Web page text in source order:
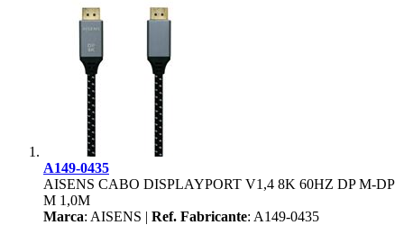
A149-0435
AISENS CABO DISPLAYPORT V1,4 8K 60HZ DP M-DP
M 1,0M
Marca: AISENS | Ref. Fabricante: A149-0435